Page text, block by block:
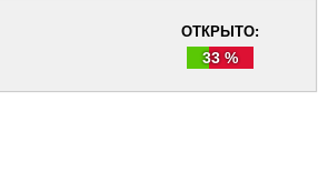
ОТКРЫТО:
33 %